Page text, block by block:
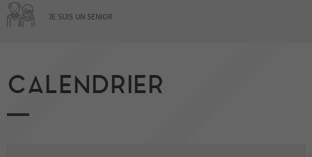
JE SUIS UN SENIOR
CALENDRIER